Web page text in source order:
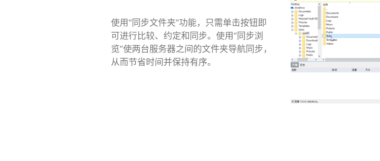
使用“同步文件夹”功能，只需单击按钮即
可进行比较、约定和同步。使用“同步浏
览”使两台服务器之间的文件夹导航同步，
从而节省时间并保持有序。